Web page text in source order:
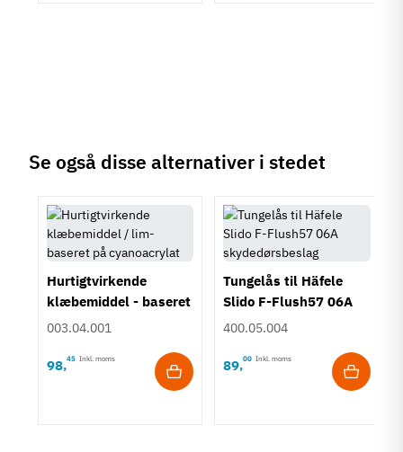
Se også disse alternativer i stedet
Hurtigtvirkende
klæbemiddel - baseret
på cyanoacrylat
003.04.001
98,45 Inkl. moms
Tungelås til Häfele
Slido F-Flush57 06A
skydedørsbeslag
400.05.004
89,00 Inkl. moms